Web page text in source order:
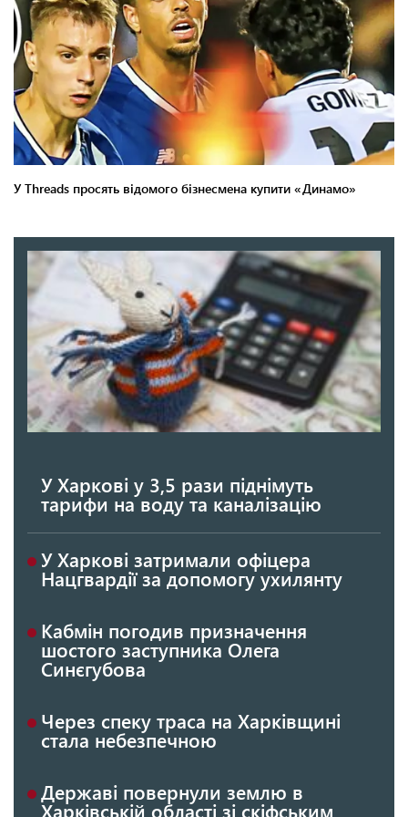
У Харкові у 3,5 рази піднімуть
тарифи на воду та каналізацію
У Харкові затримали офіцера
Нацгвардії за допомогу ухилянту
Кабмін погодив призначення
шостого заступника Олега
Синєгубова
Через спеку траса на Харківщині
стала небезпечною
Державі повернули землю в
Харківській області зі скіфським